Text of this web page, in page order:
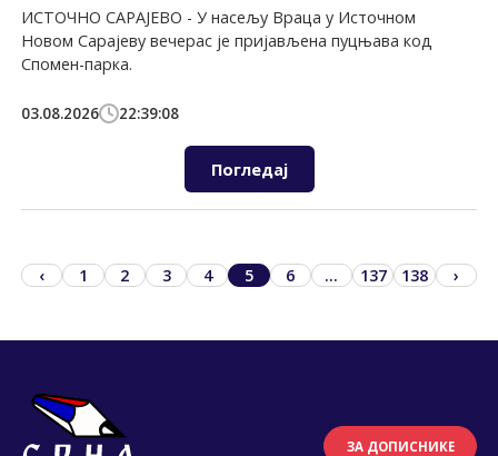
ИСТОЧНО САРАЈЕВО - У насељу Враца у Источном
Новом Сарајеву вечерас је пријављена пуцњава код
Спомен-парка.
03.08.2026 22:39:08
Погледај
‹ 1 2 3 4 5 6 ... 137 138 ›
ЗА ДОПИСНИКЕ